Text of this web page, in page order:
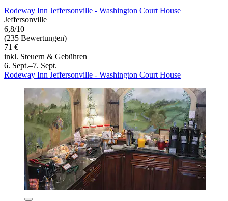
Rodeway Inn Jeffersonville - Washington Court House
Jeffersonville
6,8/10
(235 Bewertungen)
71 €
inkl. Steuern & Gebühren
6. Sept.–7. Sept.
Rodeway Inn Jeffersonville - Washington Court House